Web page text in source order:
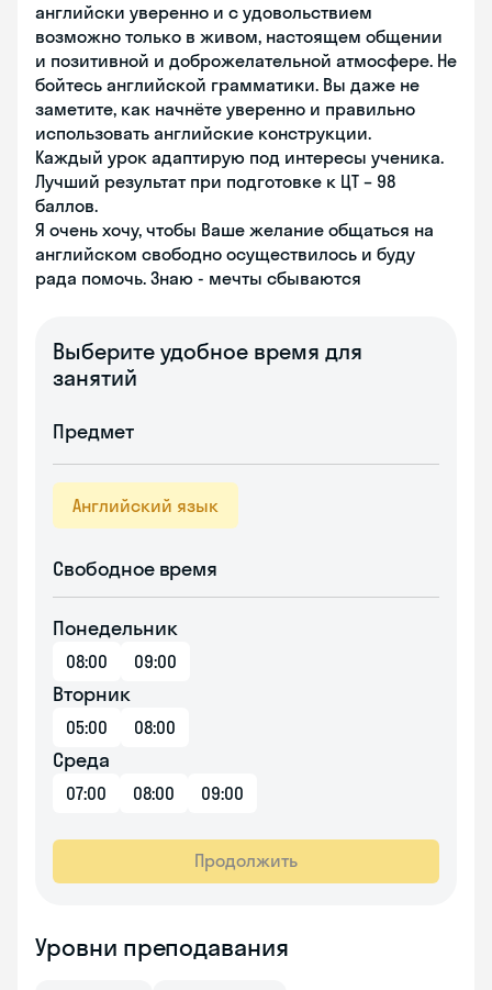
английски уверенно и с удовольствием
возможно только в живом, настоящем общении
и позитивной и доброжелательной атмосфере. Не
бойтесь английской грамматики. Вы даже не
заметите, как начнёте уверенно и правильно
использовать английские конструкции.
Каждый урок адаптирую под интересы ученика.
Лучший результат при подготовке к ЦТ – 98
баллов.
Я очень хочу, чтобы Ваше желание общаться на
английском свободно осуществилось и буду
рада помочь. Знаю - мечты сбываются
Выберите удобное время для
занятий
Предмет
Английский язык
Свободное время
Понедельник
08:00 09:00
Вторник
05:00 08:00
Среда
07:00 08:00 09:00
Продолжить
Уровни преподавания